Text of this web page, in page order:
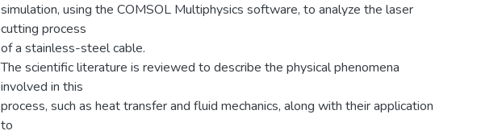
simulation, using the COMSOL Multiphysics software, to analyze the laser
cutting process
of a stainless-steel cable.
The scientific literature is reviewed to describe the physical phenomena
involved in this
process, such as heat transfer and fluid mechanics, along with their application
to